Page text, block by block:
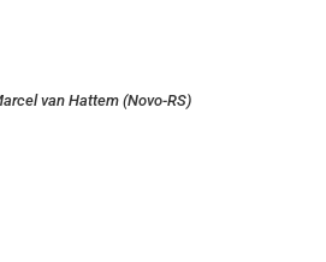
van Hattem (Novo-RS)